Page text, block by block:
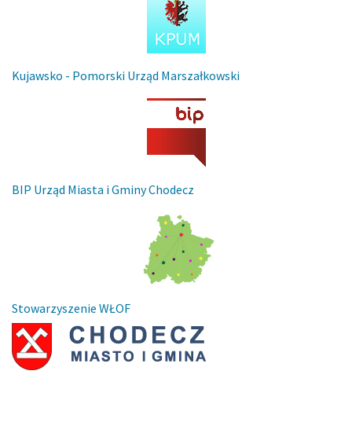
Kujawsko - Pomorski Urząd Marszałkowski
BIP Urząd Miasta i Gminy Chodecz
Stowarzyszenie WŁOF